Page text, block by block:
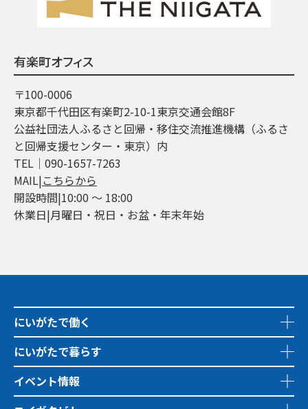
有楽町オフィス
〒100-0006
東京都千代田区有楽町2-10-1東京交通会館8F
公益社団法人ふるさと回帰・移住交流推進機構（ふるさ
と回帰支援センター・東京）内
TEL│090-1657-7263
MAIL|こちらから
開設時間|10:00 ～ 18:00
休業日|月曜日・祝日・お盆・年末年始
にいがたで働く
にいがたで暮らす
イベント情報